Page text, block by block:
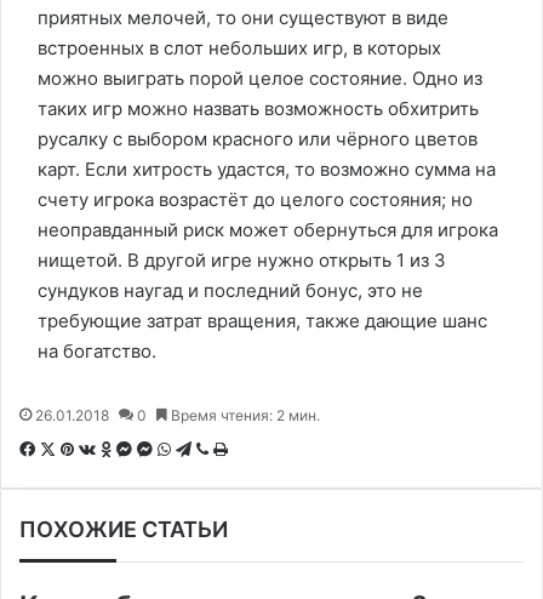
приятных мелочей, то они существуют в виде
встроенных в слот небольших игр, в которых
можно выиграть порой целое состояние. Одно из
таких игр можно назвать возможность обхитрить
русалку с выбором красного или чёрного цветов
карт. Если хитрость удастся, то возможно сумма на
счету игрока возрастёт до целого состояния; но
неоправданный риск может обернуться для игрока
нищетой. В другой игре нужно открыть 1 из 3
сундуков наугад и последний бонус, это не
требующие затрат вращения, также дающие шанс
на богатство.
26.01.2018 0 Время чтения: 2 мин.
F
e
X P
t
В
н
О
о
M
s
M
s
W
t
T
e
V
e
ПОХОЖИЕ СТАТЬИ